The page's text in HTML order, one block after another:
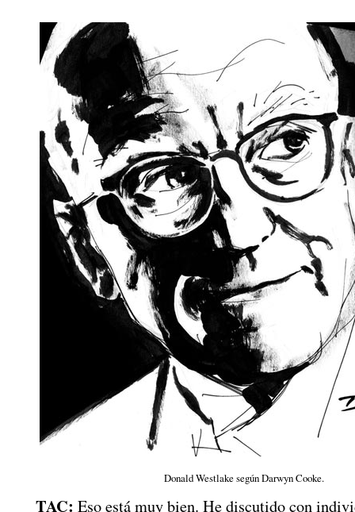
Donald Westlake según Darwyn Cooke.
TAC: Eso está muy bien. He discutido con